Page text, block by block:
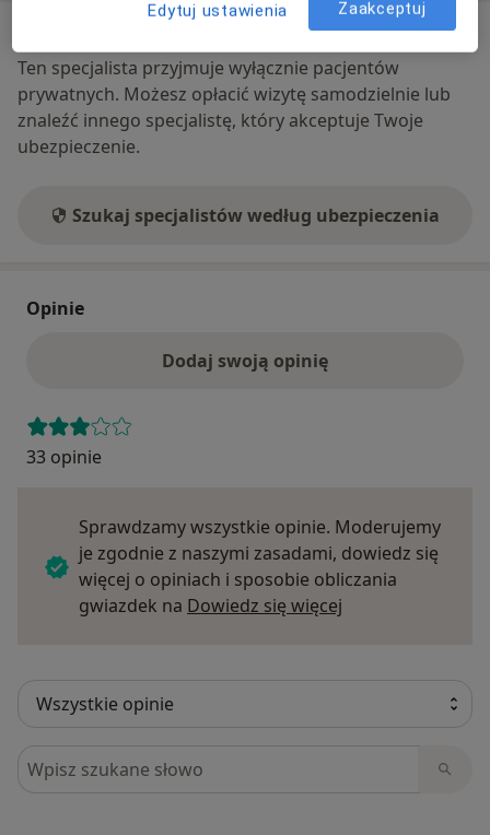
Ubezpieczenia - brak akceptowanych
Ten specjalista przyjmuje wyłącznie pacjentów
prywatnych. Możesz opłacić wizytę samodzielnie lub
znaleźć innego specjalistę, który akceptuje Twoje
ubezpieczenie.
Szukaj specjalistów według ubezpieczenia
Opinie
Dodaj swoją opinię
33 opinie
Sprawdzamy wszystkie opinie. Moderujemy
je zgodnie z naszymi zasadami, dowiedz się
więcej o opiniach i sposobie obliczania
gwiazdek na Dowiedz się więcej
Szukaj w opiniach
Edytuj ustawienia Zaakceptuj